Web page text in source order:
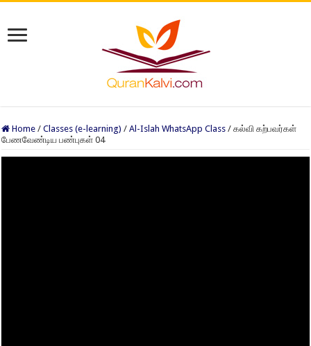
Home / Classes (e-learning) / Al-Islah WhatsApp Class / கல்வி கற்பவர்கள்
பேணவேண்டிய பண்புகள் 04